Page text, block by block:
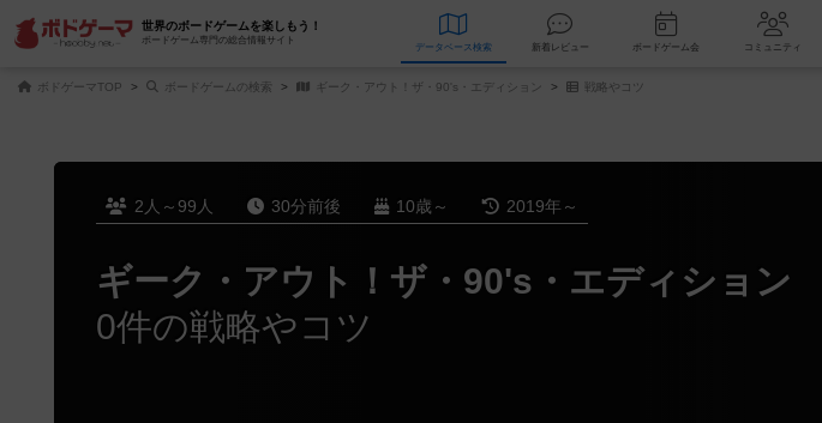
世界のボードゲームを楽しもう！
ボードゲーム専門の総合情報サイト
データベース 検索 新着レビュー ボードゲーム会
ボドゲーマTOP ボードゲームの検索 ギーク・アウト！ザ・90's・エディション 戦略やコツ
2人～99人 30分前後 10歳～ 2019年～
ギーク・アウト！ザ・90's・エディション
0件の戦略やコツ